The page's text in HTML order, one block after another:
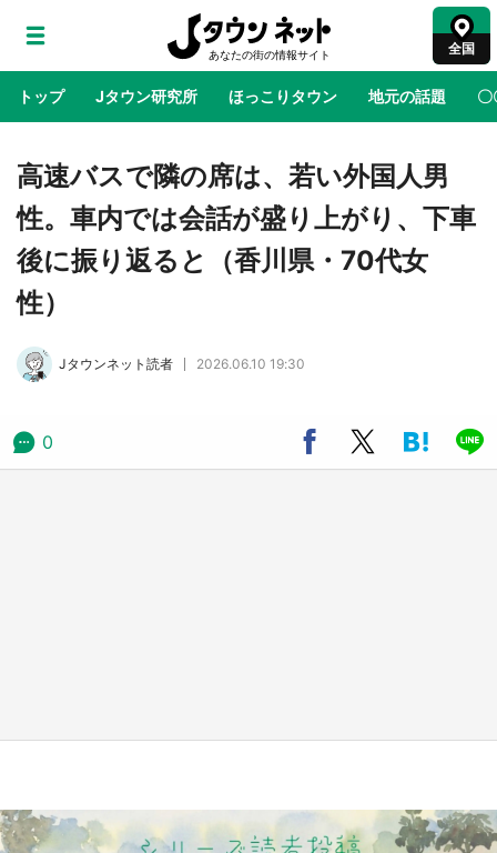
全国
トップ Jタウン研究所 ほっこりタウン 地元の話題 〇
地域×二次元 絶景 あの時はありがとう 物語がはじ
ラプラス・ダークネスが栃木県を征服！？ 県
公式プロモ動画で「聖地」が生産されてます
む 六本木ヒルズ展望台でコラボ、本邦初公開
日向翔陽＆影山飛雄が笹かまを食べる！ アニ
メ『ハイキュー！！』×老舗「鐘崎」コラボで
高速バスで隣の席は、若い外国人男
性。車内では会話が盛り上がり、下車
後に振り返ると（香川県・70代女
性）
Jタウンネット読者 2026.06.10 19:30
0